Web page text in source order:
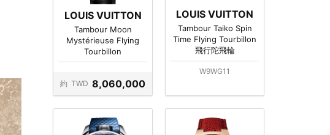
LOUIS VUITTON
Tambour Moon
Mystérieuse Flying
Tourbillon
約 TWD 8,060,000
LOUIS VUITTON
Tambour Taiko Spin
Time Flying Tourbillon
飛行陀飛輪
W9WG11